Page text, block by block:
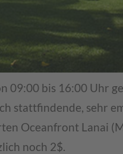
09:00 bis 16:00 Uhr
stattfindende, sehr
Oceanfront Lanai
noch 2$.